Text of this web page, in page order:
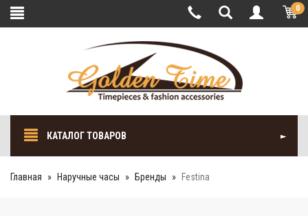
0
КАТАЛОГ ТОВАРОВ
Главная Наручные часы Бренды Festina